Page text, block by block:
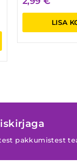
LISA
pakkumistest